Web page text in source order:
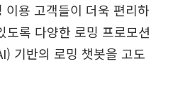
이용 고객들이 더욱 편리하
도록 다양한 로밍 프로모션
기반의 로밍 챗봇을 고도